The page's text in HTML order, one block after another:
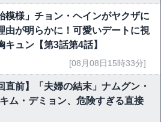
模様」チョン・ヘインがヤクザに
由が明らかに！可愛いデートに視
キュン【第3話第4話】
[08月08日15時33分]
直前】「夫婦の結末」ナムグン・
ム・デミョン、危険すぎる直接